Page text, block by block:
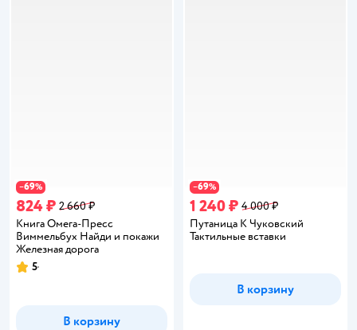
−69%
824 ₽ 2 660 ₽
Книга Омега-Пресс
Виммельбух Найди и покажи
Железная дорога
Рейтинг:
5
В корзину
−69%
1 240 ₽ 4 000 ₽
Путаница К Чуковский
Тактильные вставки
В корзину